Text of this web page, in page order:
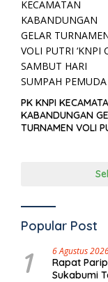
PK KNPI
KABANDUNGAN
TURNAMEN VOLI
Popular Post
1 6 Agustus
Rapat
Sukabumi